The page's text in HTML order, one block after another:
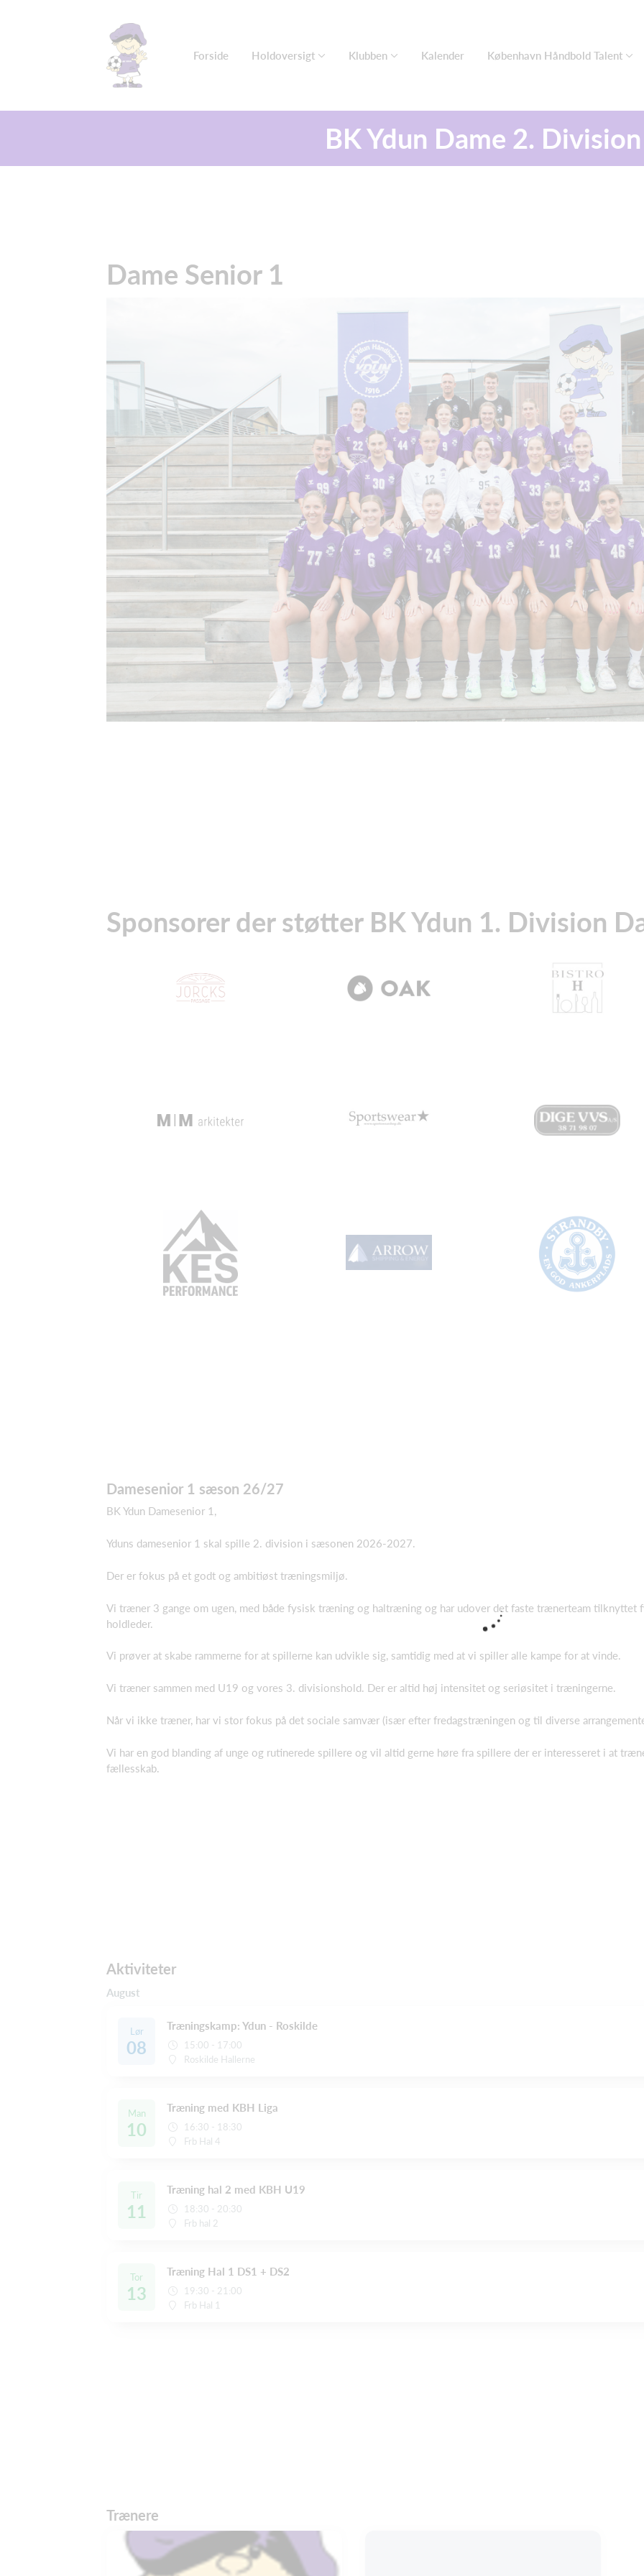
Forside Holdoversigt Klubben Kalender København Håndbold Talent
BK Ydun Dame 2. Division
Dame Senior 1
Sponsorer der støtter BK Ydun 1. Division
Damesenior 1 sæson 26/27
BK Ydun Damesenior 1,
Yduns damesenior 1 skal spille 2. division i sæsonen 2026-2027.
Der er fokus på et godt og ambitiøst træningsmiljø.
Vi træner 3 gange om ugen, med både fysisk træning og haltræning og har udover det faste trænerteam tilknyttet
holdleder.
Vi prøver at skabe rammerne for at spillerne kan udvikle sig, samtidig med at vi spiller alle kampe for at vinde.
Vi træner sammen med U19 og vores 3. divisionshold. Der er altid høj intensitet og seriøsitet i træningerne.
Når vi ikke træner, har vi stor fokus på det sociale samvær (især efter fredagstræningen og til diverse
Vi har en god blanding af unge og rutinerede spillere og vil altid gerne høre fra spillere der er interesseret i at
fællesskab.
Aktiviteter
August
Lør
08
Træningskamp: Ydun - Roskilde
15:00 - 17:00
Roskilde Hallerne
Man
10
Træning med KBH Liga
16:30 - 18:30
Frb Hal 4
Tir
11
Træning hal 2 med KBH U19
18:30 - 20:30
Frb hal 2
Tor
13
Træning Hal 1 DS1 + DS2
19:30 - 21:00
Frb Hal 1
Trænere